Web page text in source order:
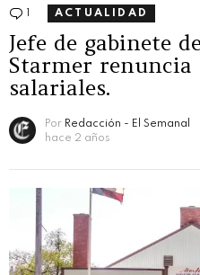
Comentario
ACTUALIDAD
Jefe de gabinete
Starmer renuncia
salariales.
Por Redacción - El Semanal
hace 2 años